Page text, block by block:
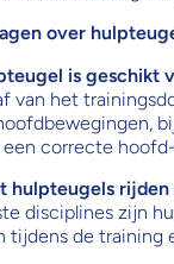
over
is geschikt
van het
correcte
hulpteugels
disciplines zijn
tijdens de training